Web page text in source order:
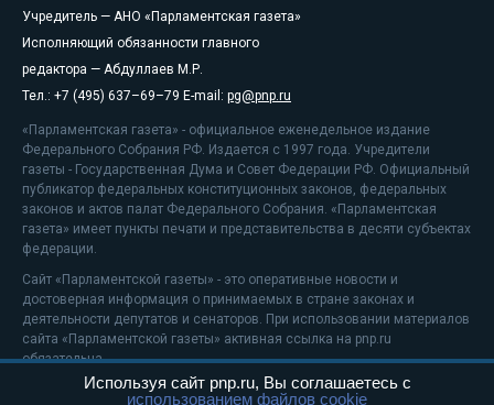
Учредитель — АНО «Парламентская газета»
Исполняющий обязанности главного
редактора — Абдуллаев М.Р.
Тел.: +7 (495) 637–69–79 E-mail: pg@pnp.ru
«Парламентская газета» - официальное еженедельное издание
Федерального Собрания РФ. Издается с 1997 года. Учредители
газеты - Государственная Дума и Совет Федерации РФ. Официальный
публикатор федеральных конституционных законов, федеральных
законов и актов палат Федерального Собрания. «Парламентская
газета» имеет пункты печати и представительства в десяти субъектах
федерации.
Сайт «Парламентской газеты» - это оперативные новости и
достоверная информация о принимаемых в стране законах и
деятельности депутатов и сенаторов. При использовании материалов
сайта «Парламентской газеты» активная ссылка на pnp.ru
обязательна.
На информационном ресурсе применяютсярекомендательные
Используя сайт pnp.ru, Вы соглашаетесь с
использованием файлов cookie